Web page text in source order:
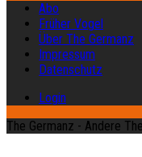
Abo
Früher Vogel
Über The Germanz
Impressum
Datenschutz
Login
The Germanz - Andere